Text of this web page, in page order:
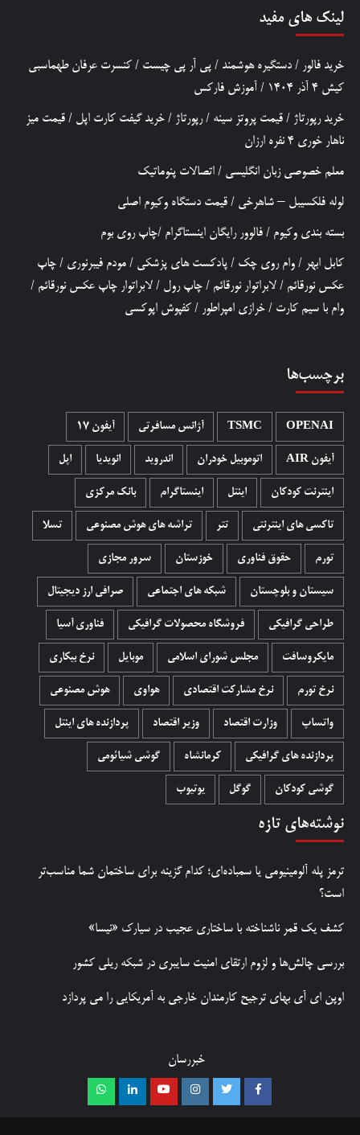
لینک های مفید
خرید فالور / دستگیره هوشمند / پی آر پی چیست / کنسرت عرفان طهماسبی
کیش 4 آذر 1404
/ آموزش فارکس
خرید رپورتاژ / قیمت پروتز سینه /رپورتاژ / خرید گیفت کارت اپل / قیمت میز
ناهار خوری 4 نفره ارزان
معلم خصوصی زبان انگلیسی / اتصالات پنوماتیک
لوله فلکسیبل – شاهرخی / قیمت دستگاه وکیوم اصلی
بسته بندی وکیوم / فالوور رایگان اینستاگرام /چاپ روی بوم
کابل ابهر / وام روی چک / پادکست های پزشکی / مودم فیبرنوری / چاپ
عکس نورقائم / لابراتوار نورقائم / چاپ رول / لابراتوار چاپ عکس نورقائم /
وام با سیم کارت / خرازی امپراطور / کفپوش اپوکسی
برچسب‌ها
OPENAI
TSMC آژانس مسافرتی آیفون 17
آیفون AIR اتوموبیل خودران اندروید انویدیا اپل
اینترنت کودکان اینتل اینستاگرام بانک مرکزی
تاکسی های اینترنتی تتر تراشه های هوش مصنوعی تسلا
تورم حقوق فناوری خوزستان سرور مجازی
سیستان و بلوچستان شبکه های اجتماعی صرافی ارز دیجیتال
طراحی گرافیکی فروشگاه محصولات گرافيکی فناوری آسیا
مایکروسافت مجلس شورای اسلامی موبایل نرخ بیکاری
نرخ تورم نرخ مشارکت اقتصادی هواوی هوش مصنوعی
واتساپ وزارت اقتصاد وزیر اقتصاد پردازنده های اینتل
پردازنده های گرافیکی کرمانشاه گوشی شیائومی
گوشی کودکان گوگل یوتیوب
نوشته‌های تازه
ترمز پله آلومینیومی یا سمباده‌ای؛ کدام گزینه برای ساختمان شما مناسب‌تر
است؟
کشف یک قمر ناشناخته با ساختاری عجیب در سیارک «نیسا»
بررسی چالش‌ها و لزوم ارتقای امنیت سایبری در شبکه ریلی کشور
اوپن ای آی بهای ترجیح کارمندان خارجی به آمریکایی را می پردازد
خبررسان